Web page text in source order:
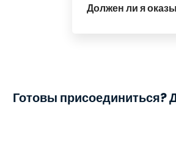
Должен ли я
Готовы присоединиться?